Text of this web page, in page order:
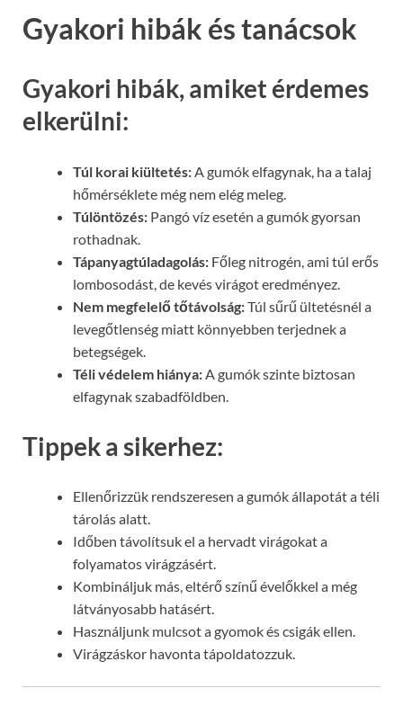
Gyakori hibák és tanácsok
Gyakori hibák, amiket érdemes
elkerülni:
Túl korai kiültetés: A gumók elfagynak, ha a talaj
hőmérséklete még nem elég meleg.
Túlöntözés: Pangó víz esetén a gumók gyorsan
rothadnak.
Tápanyagtúladagolás: Főleg nitrogén, ami túl erős
lombosodást, de kevés virágot eredményez.
Nem megfelelő tőtávolság:Túl sűrű ültetésnél a
levegőtlenség miatt könnyebben terjednek a
betegségek.
Téli védelem hiánya: A gumók szinte biztosan
elfagynak szabadföldben.
Tippek a sikerhez:
Ellenőrizzük rendszeresen a gumók állapotát a téli
tárolás alatt.
Időben távolítsuk el a hervadt virágokat a
folyamatos virágzásért.
Kombináljuk más, eltérő színű évelőkkel a még
látványosabb hatásért.
Használjunk mulcsot a gyomok és csigák ellen.
Virágzáskor havonta tápoldatozzuk.